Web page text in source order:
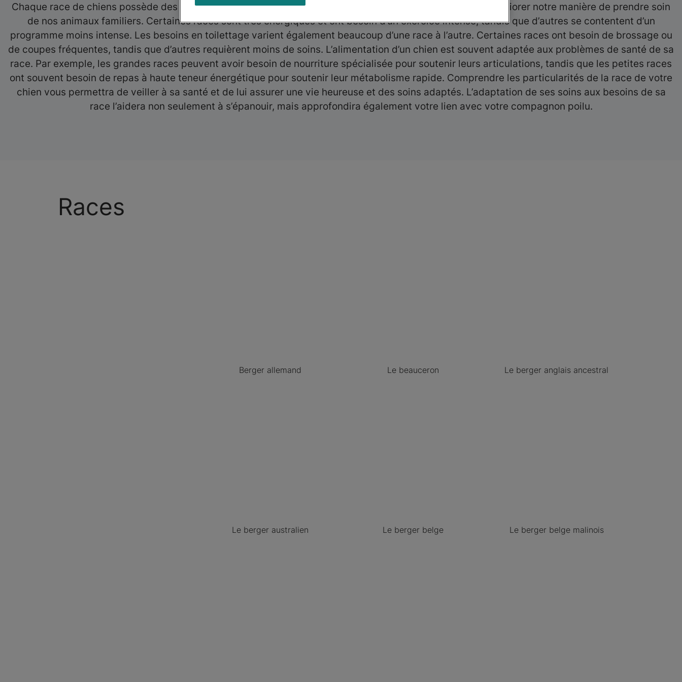
Chaque race de chiens possède des caractéristiques uniques, dont la compréhension peut grandement améliorer notre manière de prendre soin
de nos animaux familiers. Certaines races sont très énergiques et ont besoin d’un exercice intense, tandis que d’autres se contentent d’un
programme moins intense. Les besoins en toilettage varient également beaucoup d’une race à l’autre. Certaines races ont besoin de brossage ou
de coupes fréquentes, tandis que d’autres requièrent moins de soins. L’alimentation d’un chien est souvent adaptée aux problèmes de santé de sa
race. Par exemple, les grandes races peuvent avoir besoin de nourriture spécialisée pour soutenir leurs articulations, tandis que les petites races
ont souvent besoin de repas à haute teneur énergétique pour soutenir leur métabolisme rapide. Comprendre les particularités de la race de votre
chien vous permettra de veiller à sa santé et de lui assurer une vie heureuse et des soins adaptés. L’adaptation de ses soins aux besoins de sa
race l’aidera non seulement à s’épanouir, mais approfondira également votre lien avec votre compagnon poilu.
Races
Berger allemand Le beauceron Le berger anglais ancestral
Le berger australien Le berger belge Le berger belge malinois